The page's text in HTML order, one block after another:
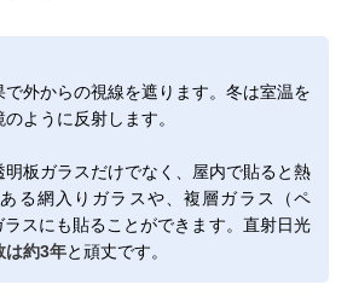
で外からの視線を遮ります。冬は室温を
ように反射します。
明板ガラスだけでなく、屋内で貼ると熱
る網入りガラスや、複層ガラス（ペ
スにも貼ることができます。直射日光
は約3年と頑丈です。